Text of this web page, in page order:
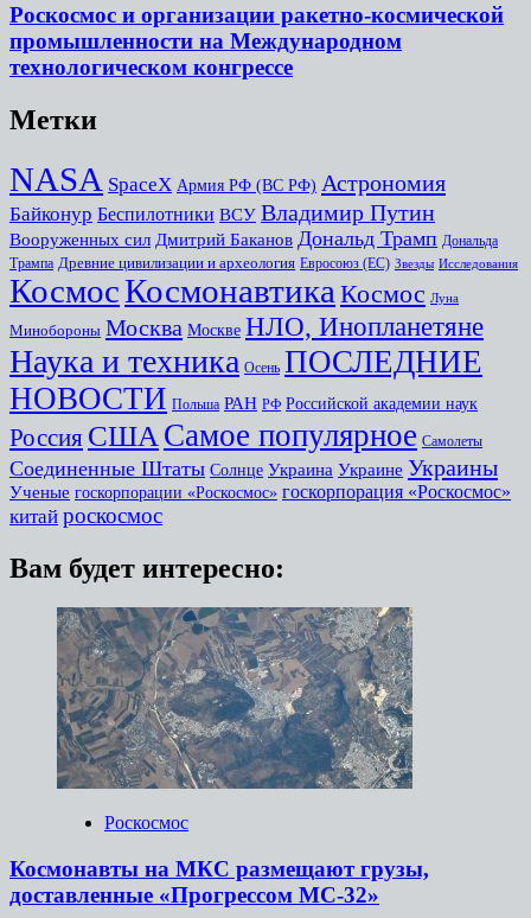
Роскосмос и организации ракетно-космической
промышленности на Международном
технологическом конгрессе
Метки
NASA SpaceX Армия РФ (ВС РФ) Астрономия
Байконур Беспилотники ВСУ Владимир Путин
Вооруженных сил Дмитрий Баканов Дональд Трамп Дональда
Трампа Древние цивилизации и археология Евросоюз (ЕС) Звезды Исследования
КосмоcКосмонавтика Космос Луна
Минобороны Москва Москве НЛО, Инопланетяне
Наука и техника Осень ПОСЛЕДНИЕ
НОВОСТИ Польша РАН РФ Российской академии наук
Россия США Самое популярное Самолеты
Соединенные Штаты Солнце Украина Украине Украины
Ученые госкорпорации «Роскосмос» госкорпорация «Роскосмос»
китай роскосмос
Вам будет интересно:
Роскосмос
Космонавты на МКС размещают грузы,
доставленные «Прогрессом МС-32»